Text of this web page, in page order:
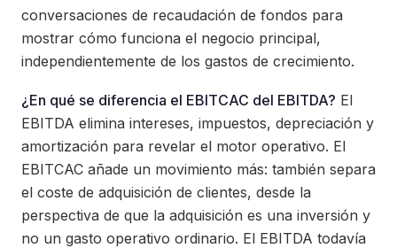
conversaciones de recaudación de fondos para
mostrar cómo funciona el negocio principal,
independientemente de los gastos de crecimiento.
¿En qué se diferencia el EBITCAC del EBITDA? El
EBITDA elimina intereses, impuestos, depreciación y
amortización para revelar el motor operativo. El
EBITCAC añade un movimiento más: también separa
el coste de adquisición de clientes, desde la
perspectiva de que la adquisición es una inversión y
no un gasto operativo ordinario. El EBITDA todavía